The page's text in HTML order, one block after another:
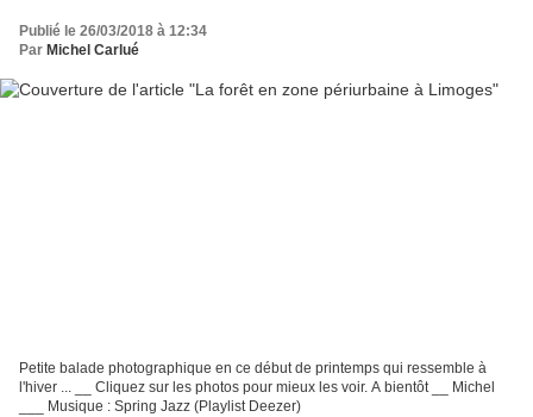
Publié le 26/03/2018 à 12:34
Par Michel Carlué
Petite balade photographique en ce début de printemps qui ressemble à
l'hiver ... __ Cliquez sur les photos pour mieux les voir. A bientôt __ Michel
___ Musique : Spring Jazz (Playlist Deezer)